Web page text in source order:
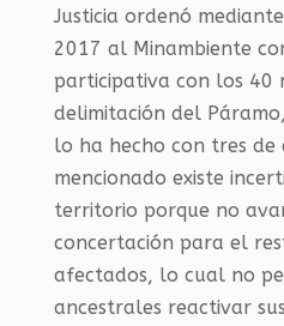
Justicia ordenó
2017 al Minambiente
participativa con los 40
delimitación del
lo ha hecho con tres
mencionado existe
territorio porque no
concertación para el
afectados, lo cual no
ancestrales reactivar